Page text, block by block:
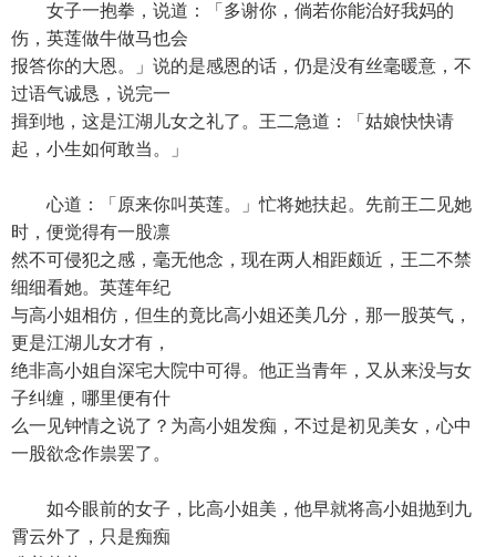
女子一抱拳，说道：「多谢你，倘若你能治好我妈的
伤，英莲做牛做马也会
报答你的大恩。」说的是感恩的话，仍是没有丝毫暖意，不
过语气诚恳，说完一
揖到地，这是江湖儿女之礼了。王二急道：「姑娘快快请
起，小生如何敢当。」
心道：「原来你叫英莲。」忙将她扶起。先前王二见她
时，便觉得有一股凛
然不可侵犯之感，毫无他念，现在两人相距颇近，王二不禁
细细看她。英莲年纪
与高小姐相仿，但生的竟比高小姐还美几分，那一股英气，
更是江湖儿女才有，
绝非高小姐自深宅大院中可得。他正当青年，又从来没与女
子纠缠，哪里便有什
么一见钟情之说了？为高小姐发痴，不过是初见美女，心中
一股欲念作祟罢了。
如今眼前的女子，比高小姐美，他早就将高小姐抛到九
霄云外了，只是痴痴